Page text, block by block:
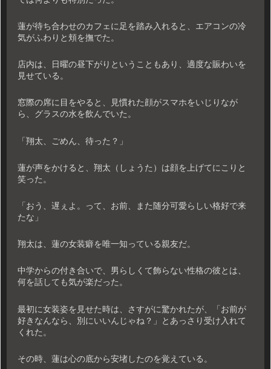
蓮が待ち合わせのカフェに足を踏み入れると、エアコンの冷
気がふわりと頬を撫でた。
店内は、日曜の昼下がりということもあり、適度な賑わいを
見せている。
窓際の席に目をやると、見慣れた顔がスマホをいじりなが
ら、グラスの水を飲んでいた。
「翔太、ごめん、待った？」
蓮が声をかけると、翔太（しょうた）は顔を上げてにこりと
笑った。
「おう、遅ぇよ。って、お前、また随分可愛らしい格好で来
たな」
翔太は、蓮の女装癖を唯一知っている親友だ。
中学からの付き合いで、男らしくて飾らない性格の彼とは、
何を話しても気が楽だった。
最初に女装姿を見せた時は、さすがに驚かれたが、「お前が
好きなんなら、別にいいんじゃね？」とあっさり受け入れて
くれた。
その時、蓮は心の底から安堵したのを覚えている。